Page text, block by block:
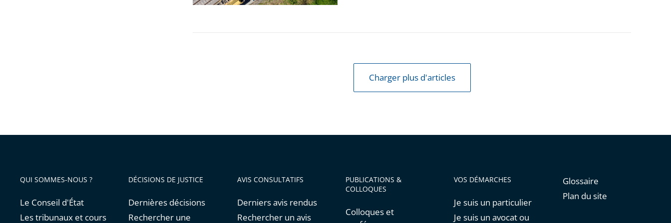
Charger plus d'articles
QUI SOMMES-NOUS ?
Le Conseil d'État
Les tribunaux et cours
DÉCISIONS DE JUSTICE
Dernières décisions
Rechercher une
AVIS CONSULTATIFS
Derniers avis rendus
Rechercher un avis
PUBLICATIONS &
COLLOQUES
Colloques et
VOS DÉMARCHES
Je suis un particulier
Je suis un avocat ou
Glossaire
Plan du site